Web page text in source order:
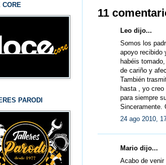
11
Leo dijo...
Somos los
apoyo recibido
habéis
de cariño y
También
hasta , yo
para siempre
Sinceramente.
24 ago 2010,
Mario dijo...
Acabo de
CORE
PARODI